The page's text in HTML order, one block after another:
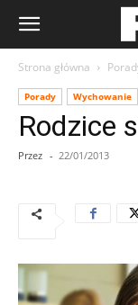
Strona główna
Porady Wychowanie
Rodzice
Przez - 22/01/2013